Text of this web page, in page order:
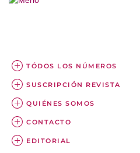
TÓDOS LOS NÚMEROS
SUSCRIPCIÓN REVISTA
QUIÉNES SOMOS
CONTACTO
EDITORIAL